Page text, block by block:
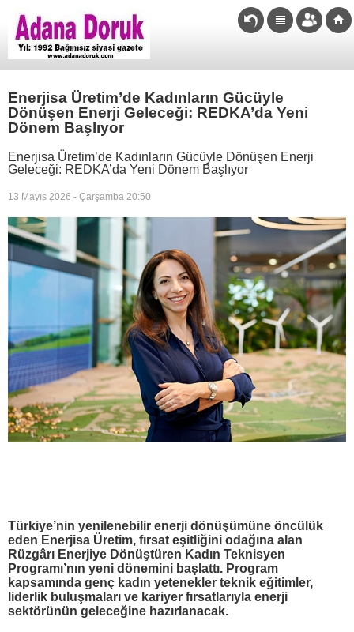
Enerjisa Üretim’de Kadınların Gücüyle
Dönüşen Enerji Geleceği: REDKA’da Yeni
Dönem Başlıyor
Enerjisa Üretim’de Kadınların Gücüyle Dönüşen Enerji
Geleceği: REDKA’da Yeni Dönem Başlıyor
13 Mayıs 2026 - Çarşamba 20:50
Türkiye’nin yenilenebilir enerji dönüşümüne öncülük
eden Enerjisa Üretim, fırsat eşitliğini odağına alan
Rüzgârı Enerjiye Dönüştüren Kadın Teknisyen
Programı’nın yeni dönemini başlattı. Program
kapsamında genç kadın yetenekler teknik eğitimler,
liderlik buluşmaları ve kariyer fırsatlarıyla enerji
sektörünün geleceğine hazırlanacak.